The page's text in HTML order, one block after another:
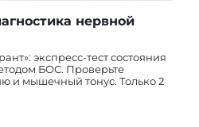
нервной
экспресс-тест состояния
БОС. Проверьте
и мышечный тонус. Только 2